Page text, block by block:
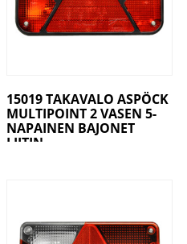
15019 TAKAVALO ASPÖCK
MULTIPOINT 2 VASEN 5-
NAPAINEN BAJONET
LIITIN